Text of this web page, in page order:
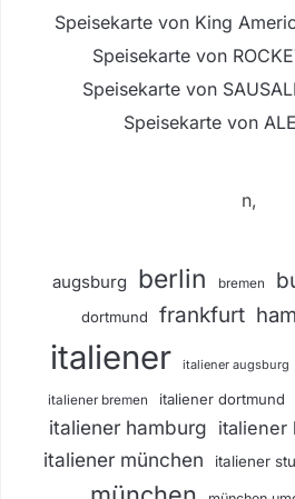
Speisekarte von King
Speisekarte von
Speisekarte von
Speisekarte von
n,
augsburg berlin bremen
dortmund frankfurt
italiener italiener augsburg
italiener bremen italiener dortmund
italiener hamburg italiener
italiener münchen italiener